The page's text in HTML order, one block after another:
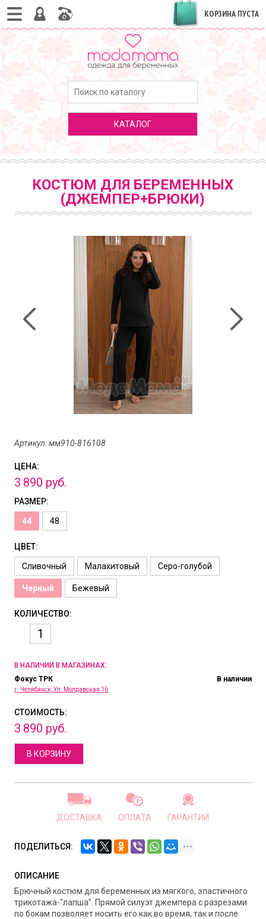
КОРЗИНА ПУСТА
КАТАЛОГ
КОСТЮМ ДЛЯ БЕРЕМЕННЫХ
(ДЖЕМПЕР+БРЮКИ)
Артикул: мм910-816108
ЦЕНА:
3 890 руб.
РАЗМЕР:
44 48
ЦВЕТ:
Сливочный Малахитовый Серо-голубой
Черный Бежевый
КОЛИЧЕСТВО:
В НАЛИЧИИ В МАГАЗИНАХ:
Фокус ТРК
г. Челябинск, Ул. Молдавская 16
В наличии
СТОИМОСТЬ:
3 890 руб.
В КОРЗИНУ
ДОСТАВКА ОПЛАТА ГАРАНТИИ
ПОДЕЛИТЬСЯ:
ОПИСАНИЕ
Брючный костюм для беременных из мягкого, эластичного
трикотажа-"лапша". Прямой силуэт джемпера с разрезами
по бокам позволяет носить его как во время, так и после